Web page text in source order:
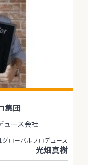
集団
ュース会社
グローバルプロデュース
光畑真樹